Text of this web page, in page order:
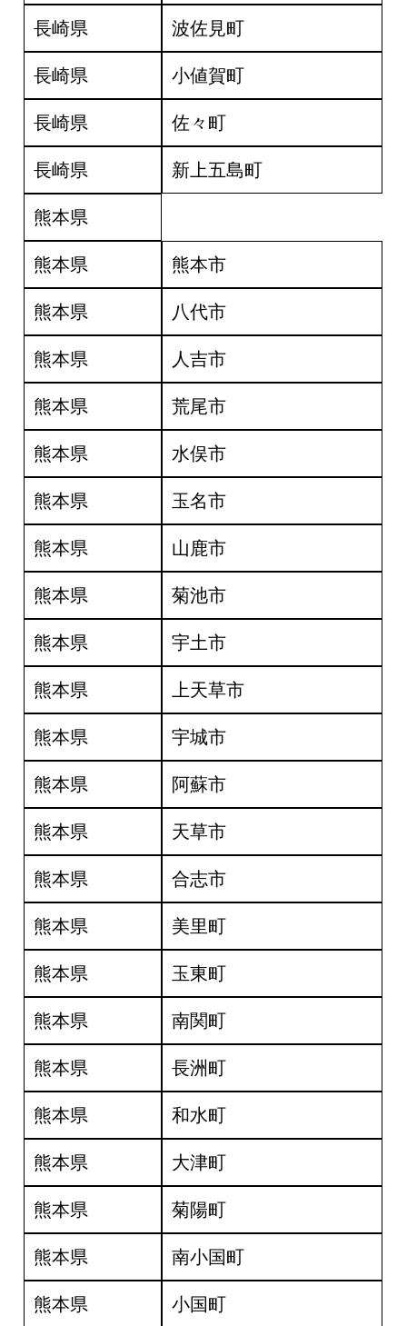
長崎県 波佐見町
長崎県 小値賀町
長崎県 佐々町
長崎県 新上五島町
熊本県
熊本県 熊本市
熊本県 八代市
熊本県 人吉市
熊本県 荒尾市
熊本県 水俣市
熊本県 玉名市
熊本県 山鹿市
熊本県 菊池市
熊本県 宇土市
熊本県 上天草市
熊本県 宇城市
熊本県 阿蘇市
熊本県 天草市
熊本県 合志市
熊本県 美里町
熊本県 玉東町
熊本県 南関町
熊本県 長洲町
熊本県 和水町
熊本県 大津町
熊本県 菊陽町
熊本県 南小国町
熊本県 小国町